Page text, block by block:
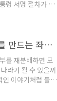
전통적인 프로텍티
매수함과 동시에
역할을..
령 서명 절차가 남
확실시되는 분위
법의 테두리 안으
입니다.이는 단순히
하는 것을 넘어, 현
스템의 근간을 바
할 수 있습니다.이
각적으로 반응했
다함께 잘 사는 나라를 만드는 좌파 경제 정책이란?
를 재분배하면 모
라가 될 수 있을까
인 이야기처럼 들립
을 더 많이 걷어 그